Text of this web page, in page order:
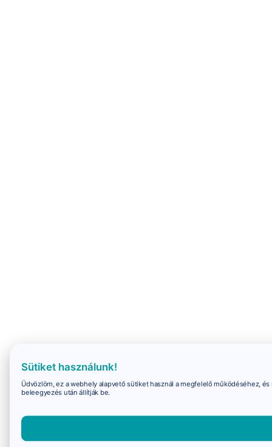
Sütiket használunk!
Üdvözlöm, ez a webhely alapvető sütiket használ a megfelelő működéséhez,
beleegyezés után állítják be.